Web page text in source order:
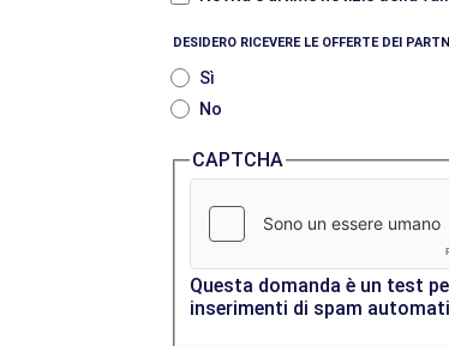
DESIDERO RICEVERE LE OFFERTE DEI
Sì
No
CAPTCHA
Questa domanda è un test
inserimenti di spam